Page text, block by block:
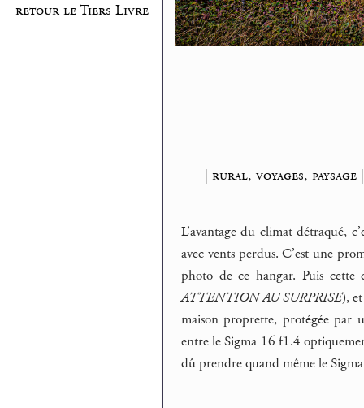
retour le Tiers Livre
| rural, voyages, paysage
L’avantage du climat détraqué,
avec vents perdus. C’est une
photo de ce hangar. Puis
ATTENTION AU SURPRISE),
maison proprette, protégée par
entre le Sigma 16 f1.4
dû prendre quand même le